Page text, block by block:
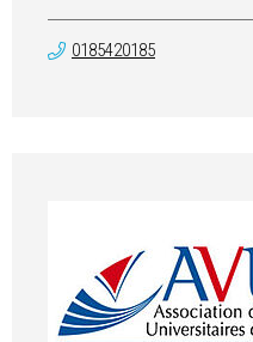
0185420185